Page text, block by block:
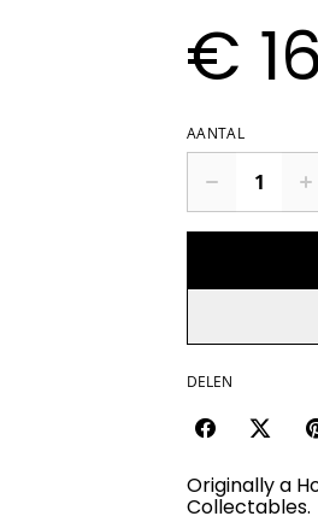
€
AANTAL
DELEN
Originally a
Collectables.